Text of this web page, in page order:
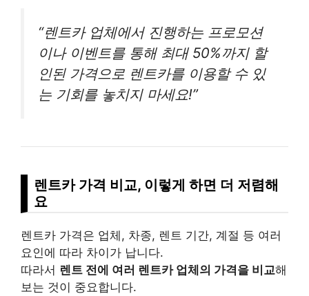
“렌트카 업체에서 진행하는 프로모션
이나 이벤트를 통해 최대 50%까지 할
인된 가격으로 렌트카를 이용할 수 있
는 기회를 놓치지 마세요!”
렌트카 가격 비교, 이렇게 하면 더 저렴해
요
렌트카 가격은 업체, 차종, 렌트 기간, 계절 등 여러
요인에 따라 차이가 납니다.
따라서 렌트 전에 여러 렌트카 업체의 가격을 비교해
보는 것이 중요합니다.